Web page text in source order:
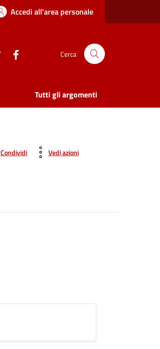
Accedi all'area personale
twitter Cerca
Tutti gli argomenti
Condividi Vedi azioni